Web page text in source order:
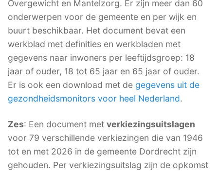
Overgewicht en Mantelzorg. Er zijn meer dan 60
onderwerpen voor de gemeente en per wijk en
buurt beschikbaar. Het document bevat een
werkblad met definities en werkbladen met
gegevens naar inwoners per leeftijdsgroep: 18
jaar of ouder, 18 tot 65 jaar en 65 jaar of ouder.
Er is ook een download met de gegevens uit de
gezondheidsmonitors voor heel Nederland.
Zes: Een document met verkiezingsuitslagen
voor 79 verschillende verkiezingen die van 1946
tot en met 2026 in de gemeente Dordrecht zijn
gehouden. Per verkiezingsuitslag zijn de opkomst